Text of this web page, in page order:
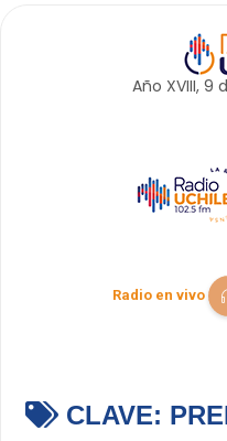
Año XVIII, 9
Radio en vivo
CLAVE: